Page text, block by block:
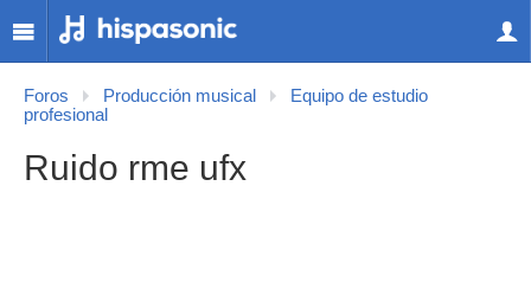
Foros Producción musical
Equipo de estudio
profesional
Ruido rme ufx